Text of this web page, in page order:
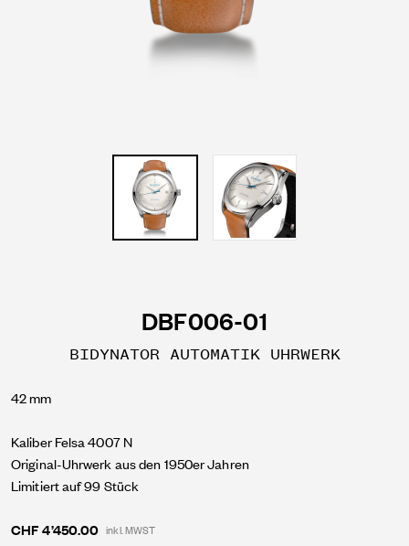
DBF006-01
BIDYNATOR AUTOMATIK UHRWERK
42 mm
Kaliber Felsa 4007 N
Original-Uhrwerk aus den 1950er Jahren
Limitiert auf 99 Stück
CHF 4’450.00 inkl. MWST